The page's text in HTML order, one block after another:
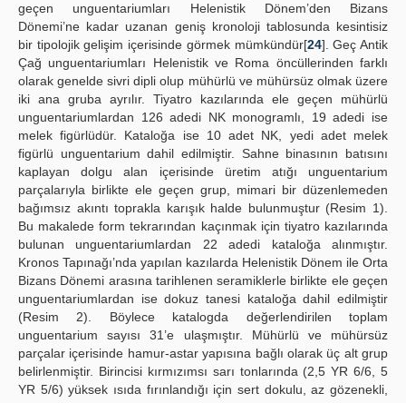
geçen unguentariumları Helenistik Dönem’den Bizans
Dönemi’ne kadar uzanan geniş kronoloji tablosunda kesintisiz
bir tipolojik gelişim içerisinde görmek mümkündür[24]. Geç Antik
Çağ unguentariumları Helenistik ve Roma öncüllerinden farklı
olarak genelde sivri dipli olup mühürlü ve mühürsüz olmak üzere
iki ana gruba ayrılır. Tiyatro kazılarında ele geçen mühürlü
unguentariumlardan 126 adedi NK monogramlı, 19 adedi ise
melek figürlüdür. Kataloğa ise 10 adet NK, yedi adet melek
figürlü unguentarium dahil edilmiştir. Sahne binasının batısını
kaplayan dolgu alan içerisinde üretim atığı unguentarium
parçalarıyla birlikte ele geçen grup, mimari bir düzenlemeden
bağımsız akıntı toprakla karışık halde bulunmuştur (Resim 1).
Bu makalede form tekrarından kaçınmak için tiyatro kazılarında
bulunan unguentariumlardan 22 adedi kataloğa alınmıştır.
Kronos Tapınağı’nda yapılan kazılarda Helenistik Dönem ile Orta
Bizans Dönemi arasına tarihlenen seramiklerle birlikte ele geçen
unguentariumlardan ise dokuz tanesi kataloğa dahil edilmiştir
(Resim 2). Böylece katalogda değerlendirilen toplam
unguentarium sayısı 31’e ulaşmıştır. Mühürlü ve mühürsüz
parçalar içerisinde hamur-astar yapısına bağlı olarak üç alt grup
belirlenmiştir. Birincisi kırmızımsı sarı tonlarında (2,5 YR 6/6, 5
YR 5/6) yüksek ısıda fırınlandığı için sert dokulu, az gözenekli,